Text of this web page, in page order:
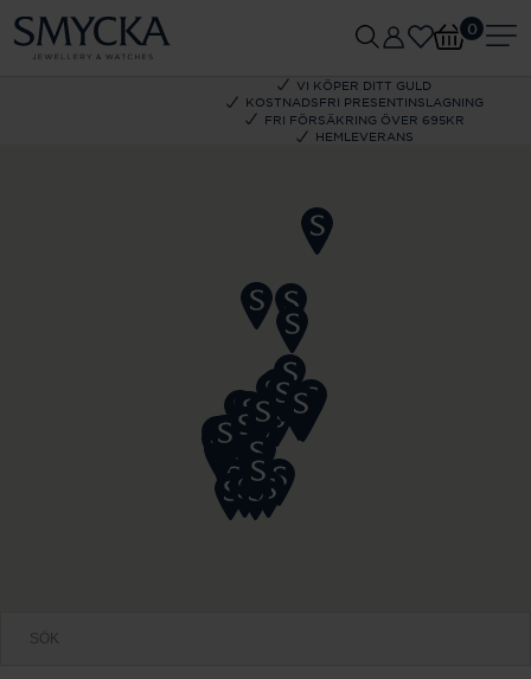
VI KÖPER DITT GULD
KOSTNADSFRI PRESENTINSLAGNING
FRI FÖRSÄKRING ÖVER 695KR
HEMLEVERANS
0